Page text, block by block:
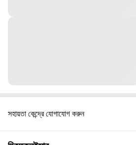
সহায়তা কেন্দ্রে যোগাযোগ করুন